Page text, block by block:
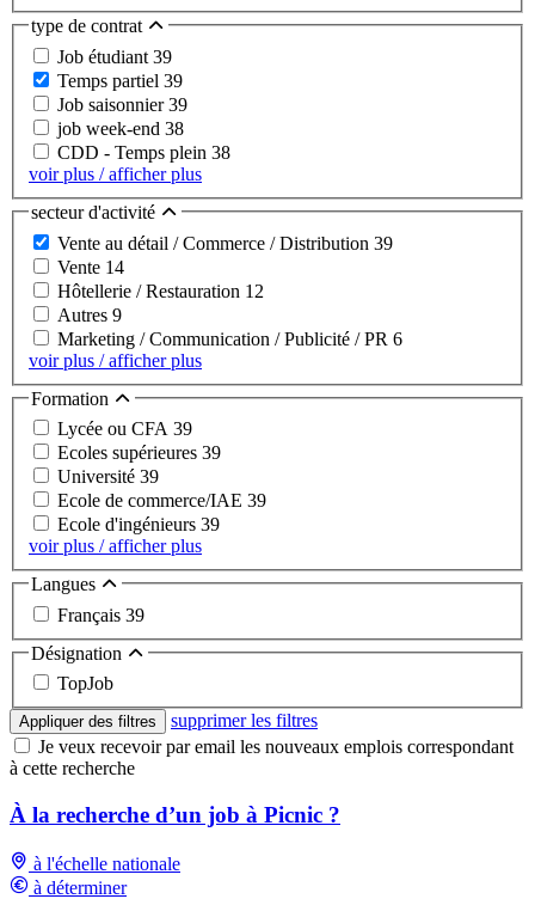
type de contrat
Job étudiant 39
Temps partiel 39
Job saisonnier39
job week-end 38
CDD - Temps plein 38
voir plus / afficher plus
secteur d'activité
Vente au détail / Commerce / Distribution 39
Vente 14
Hôtellerie / Restauration 12
Autres 9
Marketing / Communication / Publicité / PR 6
voir plus / afficher plus
Formation
Lycée ou CFA 39
Ecoles supérieures 39
Université 39
Ecole de commerce/IAE 39
Ecole d'ingénieurs 39
voir plus / afficher plus
Langues
Français 39
Désignation
TopJob
Appliquer des filtres
supprimer les filtres
Je veux recevoir par email les nouveaux emplois correspondant
à cette recherche
À la recherche d’un job à Picnic ?
à l'échelle nationale
à déterminer